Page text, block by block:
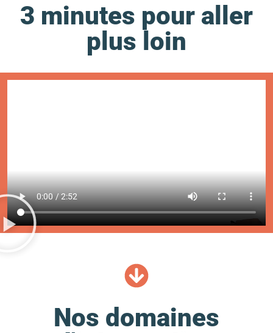
3 minutes pour aller
plus loin
Nos domaines